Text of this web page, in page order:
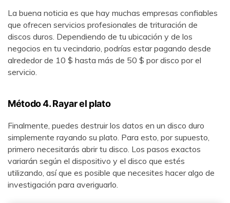
La buena noticia es que hay muchas empresas confiables
que ofrecen servicios profesionales de trituración de
discos duros. Dependiendo de tu ubicación y de los
negocios en tu vecindario, podrías estar pagando desde
alrededor de 10 $ hasta más de 50 $ por disco por el
servicio.
Método 4. Rayar el plato
Finalmente, puedes destruir los datos en un disco duro
simplemente rayando su plato. Para esto, por supuesto,
primero necesitarás abrir tu disco. Los pasos exactos
variarán según el dispositivo y el disco que estés
utilizando, así que es posible que necesites hacer algo de
investigación para averiguarlo.